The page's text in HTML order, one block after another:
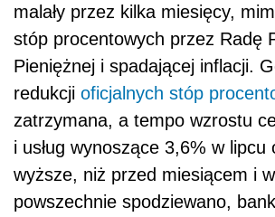
malały przez kilka miesięcy,
stóp procentowych przez Radę
Pieniężnej i spadającej inflacji.
redukcji oficjalnych stóp
zatrzymana, a tempo wzrostu
i usług wynoszące 3,6% w lipcu
wyższe, niż przed miesiącem i
powszechnie spodziewano,